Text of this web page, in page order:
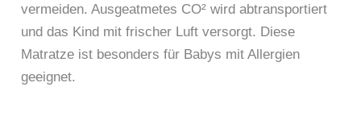
vermeiden. Ausgeatmetes CO² wird abtransportiert
und das Kind mit frischer Luft versorgt. Diese
Matratze ist besonders für Babys mit Allergien
geeignet.